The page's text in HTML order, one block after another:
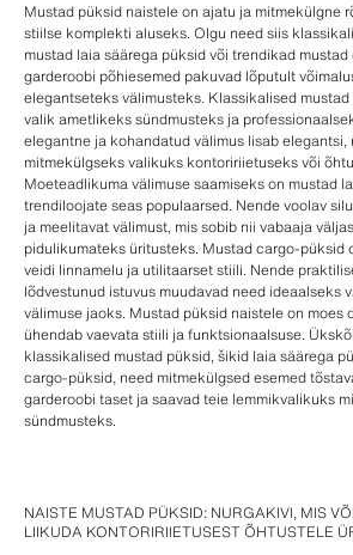
Mustad püksid naistele on ajatu ja mitmekülgne
stiilse komplekti aluseks. Olgu need siis
mustad laia säärega püksid või trendikad
garderoobi põhiesemed pakuvad lõputult
elegantseteks välimusteks. Klassikalised
valik ametlikeks sündmusteks ja
elegantne ja kohandatud välimus lisab elegantsi,
mitmekülgseks valikuks kontoririietuseks või
Moeteadlikuma välimuse saamiseks on mustad
trendiloojate seas populaarsed. Nende voolav
ja meelitavat välimust, mis sobib nii vabaaja
pidulikumateks üritusteks. Mustad cargo-püksid
veidi linnamelu ja utilitaarset stiili. Nende
lõdvestunud istuvus muudavad need ideaalseks
välimuse jaoks. Mustad püksid naistele on moes
ühendab vaevata stiili ja funktsionaalsuse.
klassikalised mustad püksid, šikid laia säärega
cargo-püksid, need mitmekülgsed esemed
garderoobi taset ja saavad teie lemmikvalikuks
sündmusteks.
NAISTE MUSTAD PÜKSID: NURGAKIVI, MIS
LIIKUDA KONTORIRIIETUSEST ÕHTUSTELE